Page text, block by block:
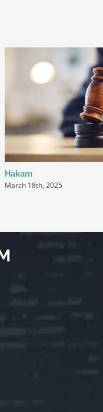
Hakam
March 18th, 2025